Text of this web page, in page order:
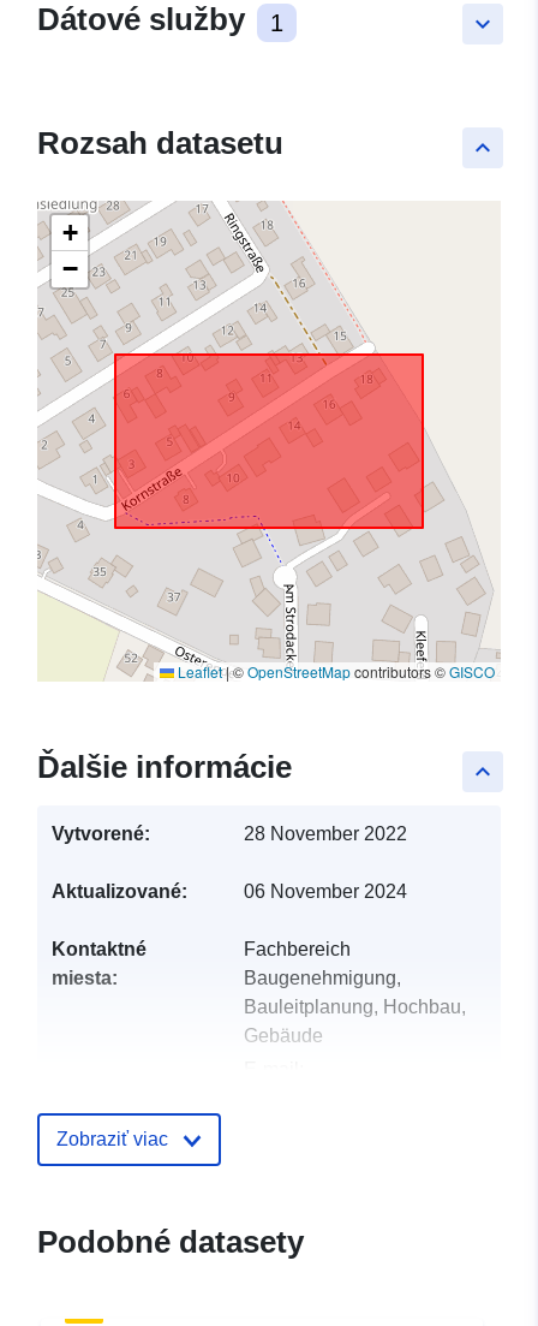
keyboard_arrow_down
Dátové služby 1
keyboard_arrow_up
Rozsah datasetu
+
−
Leaflet|©OpenStreetMapcontributors ©GISCO
keyboard_arrow_up
Ďalšie informácie
Vytvorené: 28 November 2022
Aktualizované: 06 November 2024
Kontaktné
miesta:
Fachbereich
Baugenehmigung,
Bauleitplanung, Hochbau,
Gebäude
záznam:
Zobraziť viac
Podobné datasety